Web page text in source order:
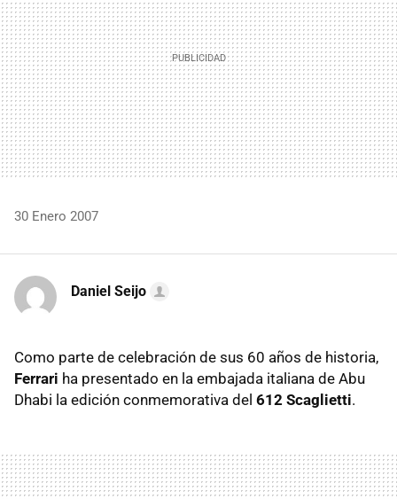
30 Enero 2007
Daniel Seijo
Como parte de celebración de sus 60 años de historia,
Ferrari ha presentado en la embajada italiana de Abu
Dhabi la edición conmemorativa del 612 Scaglietti.